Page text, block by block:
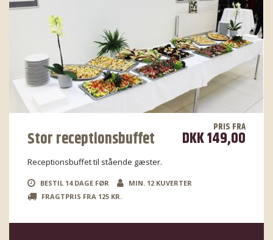
Stor receptionsbuffet
PRIS FRA
DKK 149,00
Receptionsbuffet til stående gæster.
BESTIL 14 DAGE FØR
MIN. 12 KUVERTER
FRAGTPRIS FRA 125 KR.